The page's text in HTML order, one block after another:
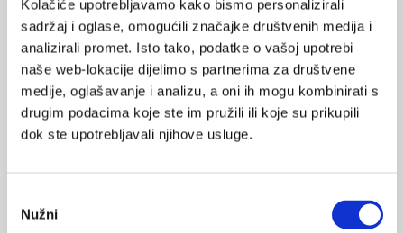
Kolačiće upotrebljavamo kako bismo personalizirali
sadržaj i oglase, omogućili značajke društvenih medija i
analizirali promet. Isto tako, podatke o vašoj upotrebi
naše web-lokacije dijelimo s partnerima za društvene
medije, oglašavanje i analizu, a oni ih mogu kombinirati s
drugim podacima koje ste im pružili ili koje su prikupili
dok ste upotrebljavali njihove usluge.
pristanka
Nužni
Izračunaj procjenu svog rizika od raka vrata
maternice
Rak vrata maternice je u Hrvatskoj treći najčešće
dijagnosticirani rak u žena u dobi od 30 do 39 godina — ali je